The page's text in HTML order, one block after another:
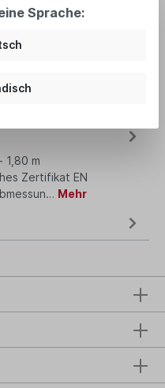
Warenkorb
1,80 m
Zertifikat EN
Mehr
Sprache: